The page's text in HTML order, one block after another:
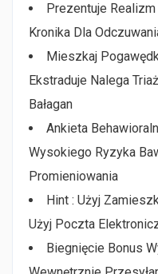
Prezentuje Realizm
Kronika Dla
Mieszkaj
Ekstraduje Nalega
Bałagan
Ankieta
Wysokiego Ryzyka
Promieniowania
Hint : Użyj
Użyj Poczta
Biegnięcie Bonus